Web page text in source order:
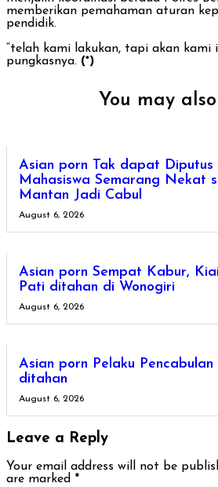
memberikan pemahaman aturan
pendidik.
“telah kami lakukan, tapi akan kami
pungkasnya. (*)
You may
Asian porn Tak dapat Diputus
Mahasiswa Semarang Nekat
Mantan Jadi Cabul
August 6, 2026
Asian porn Sempat Kabur,
Pati ditahan di Wonogiri
August 6, 2026
Asian porn Pelaku
ditahan
August 6, 2026
Leave a Reply
Your email address will not be
are marked *